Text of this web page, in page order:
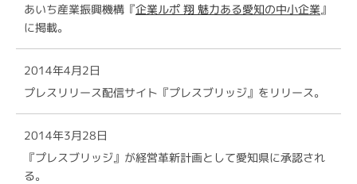
あいち産業振興機構『企業ルポ 翔 魅力ある愛知の中小企業』
に掲載。
2014年4月2日
プレスリリース配信サイト『プレスブリッジ』をリリース。
2014年3月28日
『プレスブリッジ』が経営革新計画として愛知県に承認され
る。